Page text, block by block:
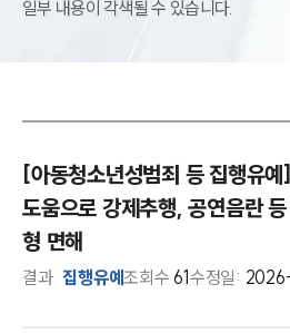
일부 내용이 각색될 수 있습니다.
[아동청소년성범죄 등 집행유
도움으로 강제추행, 공연음란
형 면해
결과 집행유예조회수61수정일: